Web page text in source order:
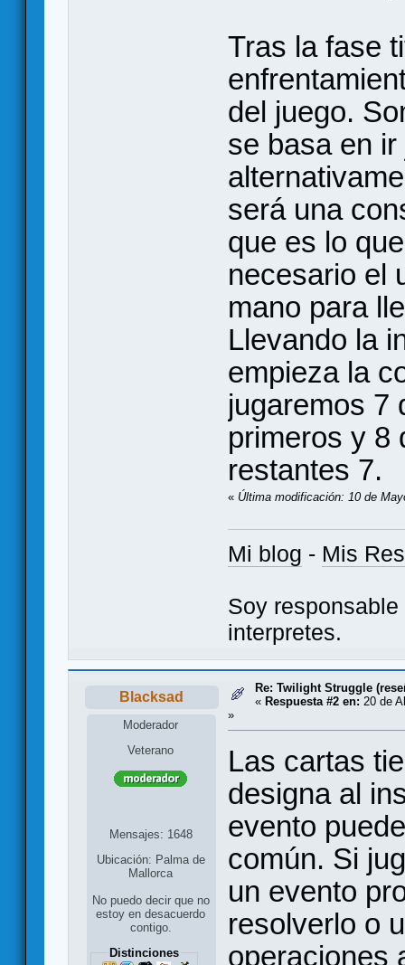
Tras la fase
del juego.
se basa en
será una
que es lo
necesario el
mano para
Llevando la
empieza la
jugaremos 7
primeros y 8
restantes 7.
« Última modificación: 10 de
Mi blog - Mis
Soy
interpretes.
Blacksad
Moderador
Veterano
Mensajes: 1648
Ubicación: Palma de
Mallorca
No puedo decir que no
estoy en desacuerdo
contigo.
Distinciones
Re: Twilight Struggle
« Respuesta #2 en: 20 de
»
Las cartas
designa al
evento
común. Si
un evento
resolverlo o
operaciones